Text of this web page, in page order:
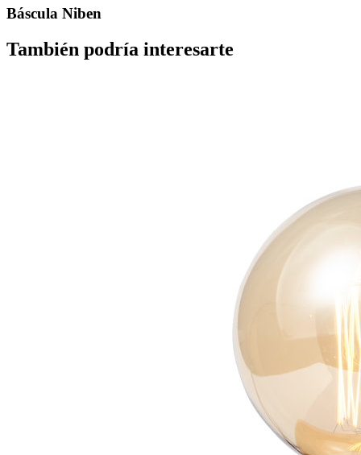
Báscula Niben
También podría interesarte